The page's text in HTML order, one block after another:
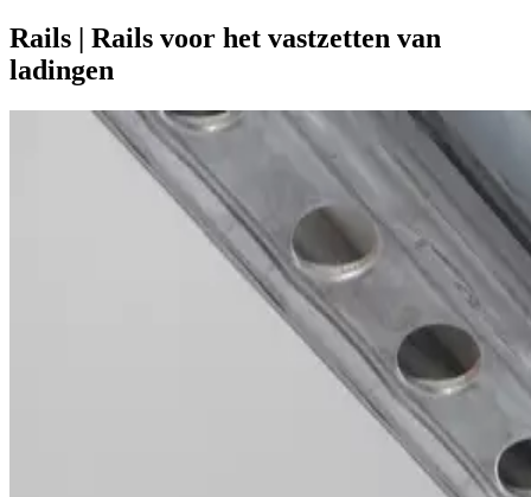
Rails | Rails voor het vastzetten van
ladingen